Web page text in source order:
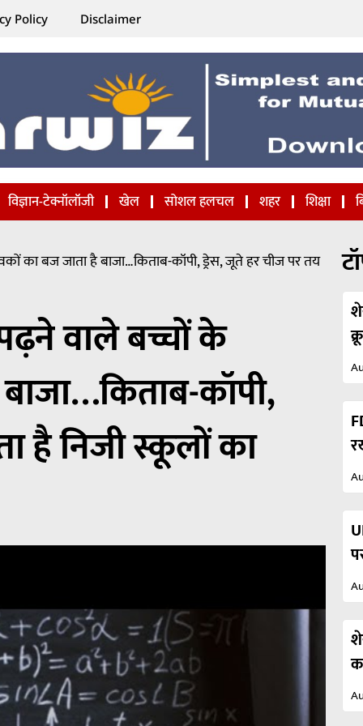
Policy Disclaimer
विज्ञान-टेक्नॉलॉजी खेल सोशल हलचल शहर शिक्षा
का बज जाता है बाजा…किताब-कॉपी, ड्रेस, जूते हर चीज पर तय
वाले बच्चों के
कॉपी,
है निजी स्कूलों का